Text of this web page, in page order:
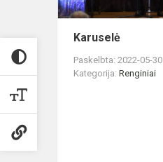
Karuselė
Paskelbta: 2022-05-30
Kategorija: Renginiai